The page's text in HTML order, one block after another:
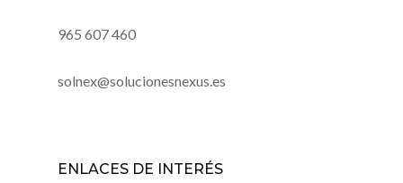
965 607 460
solnex@solucionesnexus.es
ENLACES DE INTERÉS